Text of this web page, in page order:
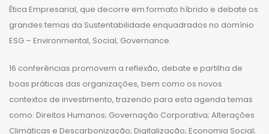
Ética Empresarial, que decorre em formato híbrido e debate os
grandes temas da Sustentabilidade enquadrados no domínio
ESG – Environmental, Social, Governance.
16 conferências promovem a reflexão, debate e partilha de
boas práticas das organizações, bem como os novos
contextos de investimento, trazendo para esta agenda temas
como: Direitos Humanos; Governação Corporativa; Alterações
Climáticas e Descarbonização; Digitalização; Economia Social;